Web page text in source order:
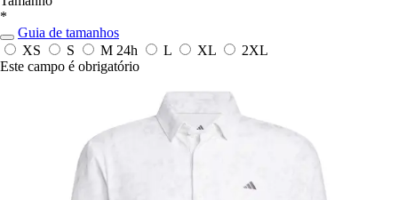
*
Guia de tamanhos
XS
S M 24h L XL
2XL
Este campo é obrigatório